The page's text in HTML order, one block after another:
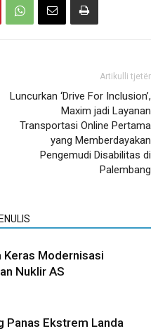
Artikulli tjetër
Luncurkan ‘Drive For Inclusion’,
Maxim jadi Layanan
Transportasi Online Pertama
yang Memberdayakan
Pengemudi Disabilitas di
Palembang
Keras Modernisasi
Nuklir AS
Panas Ekstrem Landa